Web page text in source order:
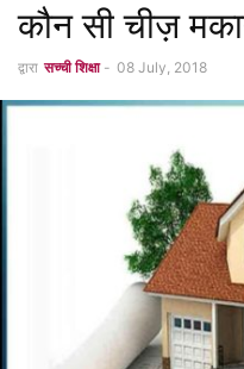
कौन सी चीज़
द्वारा सच्ची शिक्षा - 08 July, 2018